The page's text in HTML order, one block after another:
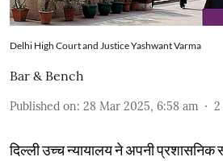
Delhi High Court and Justice Yashwant Varma
Bar & Bench
Published on: 28 Mar 2025, 6:58 am 2
दिल्ली उच्च न्यायालय ने अपनी प्रशासनिक